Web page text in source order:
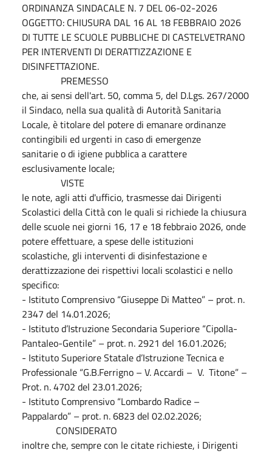
ORDINANZA SINDACALE N. 7 DEL 06-02-2026
OGGETTO: CHIUSURA DAL 16 AL 18 FEBBRAIO 2026
DI TUTTE LE SCUOLE PUBBLICHE DI CASTELVETRANO
PER INTERVENTI DI DERATTIZZAZIONE E
DISINFETTAZIONE.
PREMESSO
che, ai sensi dell'art. 50, comma 5, del D.Lgs. 267/2000
il Sindaco, nella sua qualità di Autorità Sanitaria
Locale, è titolare del potere di emanare ordinanze
contingibili ed urgenti in caso di emergenze
sanitarie o di igiene pubblica a carattere
esclusivamente locale;
VISTE
le note, agli atti d'ufficio, trasmesse dai Dirigenti
Scolastici della Città con le quali si richiede la chiusura
delle scuole nei giorni 16, 17 e 18 febbraio 2026, onde
potere effettuare, a spese delle istituzioni
scolastiche, gli interventi di disinfestazione e
derattizzazione dei rispettivi locali scolastici e nello
specifico:
- Istituto Comprensivo “Giuseppe Di Matteo” – prot. n.
2347 del 14.01.2026;
- Istituto d’Istruzione Secondaria Superiore “Cipolla-
Pantaleo-Gentile” – prot. n. 2921 del 16.01.2026;
- Istituto Superiore Statale d’Istruzione Tecnica e
Professionale “G.B.Ferrigno – V. Accardi – V. Titone” –
Prot. n. 4702 del 23.01.2026;
- Istituto Comprensivo “Lombardo Radice –
Pappalardo” – prot. n. 6823 del 02.02.2026;
CONSIDERATO
inoltre che, sempre con le citate richieste, i Dirigenti